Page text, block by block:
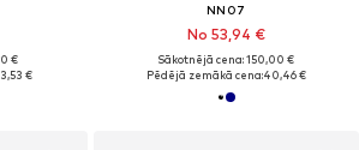
€
€
NN07
No 53,94 €
Sākotnējā cena: 150,00 €
Pēdējā zemākā cena:40,46 €